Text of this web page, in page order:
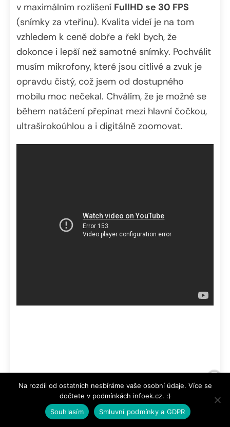
v maximálním rozlišení FullHD se 30 FPS
(snímky za vteřinu). Kvalita videí je na tom
vzhledem k ceně dobře a řekl bych, že
dokonce i lepší než samotné snímky. Pochválit
musím mikrofony, které jsou citlivé a zvuk je
opravdu čistý, což jsem od dostupného
mobilu moc nečekal. Chválím, že je možné se
během natáčení přepínat mezi hlavní čočkou,
ultraširokoúhlou a i digitálně zoomovat.
Selfie kamera
Selfie kamerku v průstřelu displeje disponuje
16 Mpx rozlišenímse světelností f/2.0. I
Na rozdíl od ostatních nesbíráme vaše osobní údaje. Více se
dočtete v podmínkách infoek.cz. :)
Souhlasím
Smluvní podmínky a GDPR